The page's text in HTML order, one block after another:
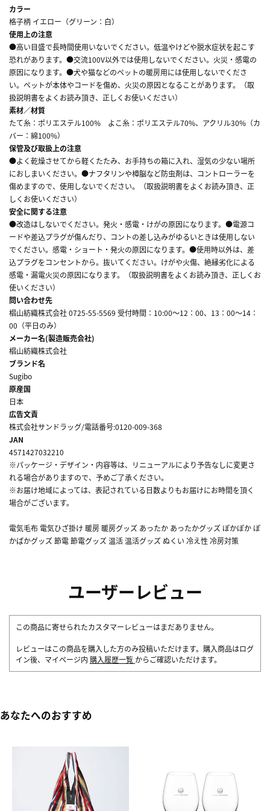
カラー
格子柄 イエロー（グリーン：白）
使用上の注意
●高い目盛で長時間使用いないでください。低温やけどや脱水症状を起こす
恐れがあります。●交流100V以外では使用しないでください。火災・感電の
原因になります。●犬や猫などのペットの暖房用には使用しないでくださ
い。ペットが本体やコードを傷め、火災の原因となることがあります。（取
扱説明書をよくお読み頂き、正しくお使いください）
素材／材質
たて糸：ポリエステル100% よこ糸：ポリエステル70%、アクリル30%（カ
バー：綿100%）
保管及び取扱上の注意
●よく乾燥させてから軽くたたみ、お手持ちの箱に入れ、湿気の少ない場所
におしまいください。●ナフタリンや樟脳など防虫剤は、コントローラーを
傷めますので、使用しないでください。（取扱説明書をよくお読み頂き、正
しくお使いください）
安全に関する注意
●改造はしないでください。発火・感電・けがの原因になります。●電源コ
ードや差込プラグが傷んだり、コントの差し込みがゆるいときは使用しない
でください。感電・ショート・発火の原因になります。●使用時以外は、差
込プラグをコンセントから。抜いてください。けがや火傷、絶縁劣化による
感電・漏電火災の原因になります。（取扱説明書をよくお読み頂き、正しくお
使いください）
問い合わせ先
椙山紡織株式会社 0725-55-5569 受付時間：10:00～12：00、13：00～14：
00（平日のみ）
メーカー名(製造販売会社)
椙山紡織株式会社
ブランド名
Sugibo
原産国
日本
広告文責
株式会社サンドラッグ/電話番号:0120-009-368
JAN
4571427032210
※パッケージ・デザイン・内容等は、リニューアルにより予告なしに変更さ
れる場合がありますので、予めご了承ください。
※お届け地域によっては、表記されている日数よりもお届けにお時間を頂く
場合がございます。
電気毛布 電気ひざ掛け 暖房 暖房グッズ あったか あったかグッズ ぽかぽか ぽ
かぱかグッズ 節電 節電グッズ 温活 温活グッズ ぬくい 冷え性 冷房対策
ユーザーレビュー
この商品に寄せられたカスタマーレビューはまだありません。
レビューはこの商品を購入した方のみ投稿いただけます。購入商品はログ
イン後、マイページ内 購入履歴一覧 からご確認いただけます。
あなたへのおすすめ